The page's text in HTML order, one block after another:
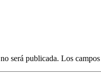
será publicada. Los